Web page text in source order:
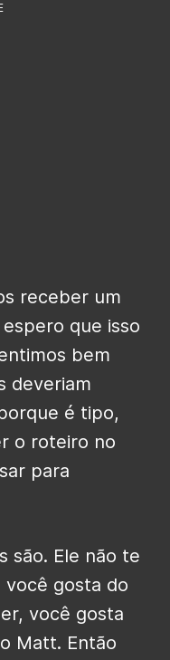
receber um
que isso
bem
deveriam
é tipo,
o roteiro no
para
são. Ele não te
gosta do
você gosta
Matt. Então